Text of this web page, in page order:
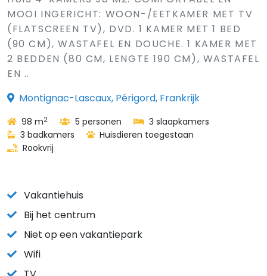
MOOI INGERICHT: WOON-/EETKAMER MET TV
(FLATSCREEN TV), DVD. 1 KAMER MET 1 BED
(90 CM), WASTAFEL EN DOUCHE. 1 KAMER MET
2 BEDDEN (80 CM, LENGTE 190 CM), WASTAFEL
EN ..
Montignac-Lascaux, Périgord, Frankrijk
98 m2 5 personen
3 slaapkamers
3 badkamers
Huisdieren toegestaan
Rookvrij
Vakantiehuis
Bij het centrum
Niet op een vakantiepark
Wifi